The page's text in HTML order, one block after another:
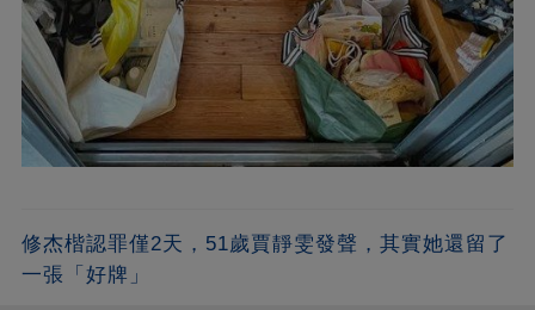
修杰楷認罪僅2天，51歲賈靜雯發聲，其實她還留了
一張「好牌」